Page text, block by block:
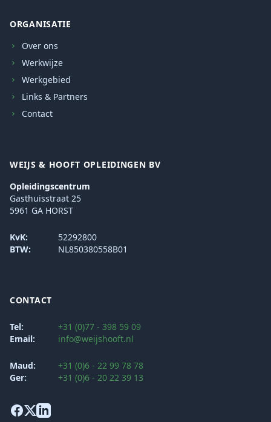
ORGANISATIE
Over ons
Werkwijze
Werkgebied
Links & Partners
Contact
WEIJS & HOOFT OPLEIDINGEN BV
Opleidingscentrum
Gasthuisstraat 25
5961 GA HORST
KvK:
52292800
BTW:
NL850380558B01
CONTACT
Tel:
+31 (0)77 - 398 59 09
Email:
info@weijshooft.nl
Maud:
+31 (0)6 - 22 99 78 78
Ger:
+31 (0)6 - 20 22 39 13